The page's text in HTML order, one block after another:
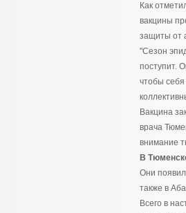
Как
вакцины
защиты от
"Сезон
поступит.
чтобы
Вакцина
врача
внимание
В
Они
также в
Всего в